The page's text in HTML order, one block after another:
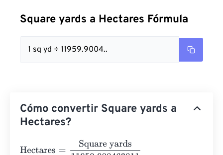
Square yards a Hectares Fórmula
1 sq yd ÷ 11959.9004..
Cómo convertir Square yards a
Hectares?
Hectares Square yards11959.900463011